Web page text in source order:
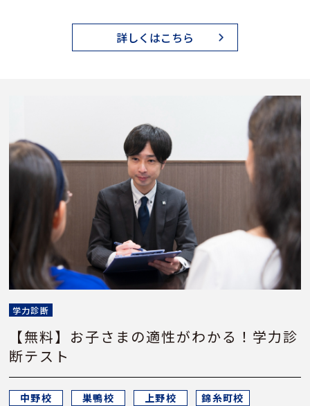
詳しくはこちら
学力診断
【無料】お子さまの適性がわかる！学力診
断テスト
中野校 巣鴨校 上野校
錦糸町校